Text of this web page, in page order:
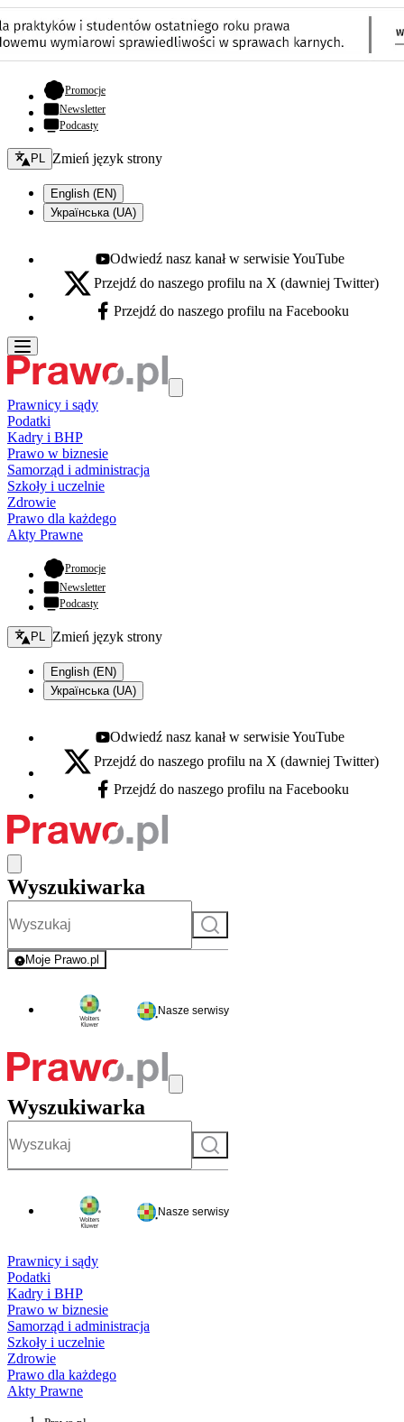
Promocje- otwiera się w nowej karcie
Newsletter
Podcasty
Zmień język - bieżący:
PL Zmień język strony
English (EN)
Українська (UA)
Youtube - otwiera się w nowej karcie
Odwiedź nasz kanał w serwisie YouTube
X - otwiera się w nowej karcie
Przejdź do naszego profilu na X (dawniej Twitter)
Facebook - otwiera się w nowej karcie
Przejdź do naszego profilu na Facebooku
Prawnicy i sądy
Podatki
Kadry i BHP
Prawo w biznesie
Samorząd i administracja
Szkoły i uczelnie
Zdrowie
Prawo dla każdego
Akty Prawne
Promocje- otwiera się w nowej karcie
Newsletter
Podcasty
Zmień język - bieżący:
PL Zmień język strony
English (EN)
Українська (UA)
Youtube - otwiera się w nowej karcie
Odwiedź nasz kanał w serwisie YouTube
X - otwiera się w nowej karcie
Przejdź do naszego profilu na X (dawniej Twitter)
Facebook - otwiera się w nowej karcie
Przejdź do naszego profilu na Facebooku
Wyszukiwarka
Szukaj
Moje Prawo.pl
- rejestracja i logowanie do serwisu
Nasze serwisy
Wyszukiwarka
Szukaj
Nasze serwisy
Prawnicy i sądy
Podatki
Kadry i BHP
Prawo w biznesie
Samorząd i administracja
Szkoły i uczelnie
Zdrowie
Prawo dla każdego
Akty Prawne